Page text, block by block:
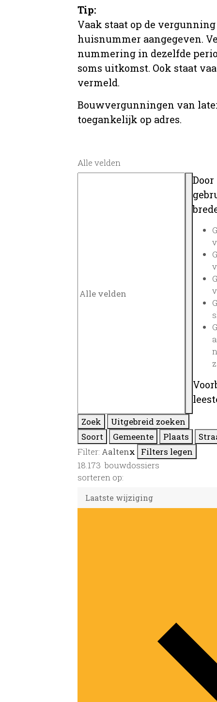
Tip:
Vaak staat op de
huisnummer aangegeven.
nummering in dezelfde
soms uitkomst. Ook staat
vermeld.
Bouwvergunningen van
toegankelijk op adres.
Alle velden
Zoek
Uitgebreid zoeken
Soort
Gemeente Plaats
Filter: Aaltenx
Filters legen
18.173 bouwdossiers
sorteren op: